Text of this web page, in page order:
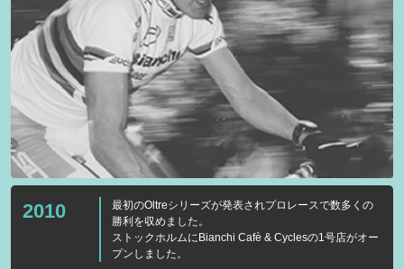
2010
最初のOltreシリーズが発表されプロレースで数多くの
勝利を収めました。
ストックホルムにBianchi Cafè & Cyclesの1号店がオー
プンしました。